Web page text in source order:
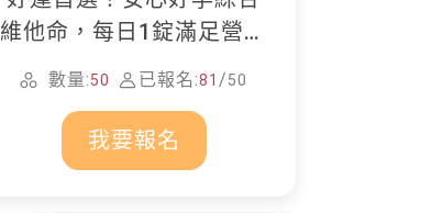
維他命，每日1錠滿足營養
所需
數量:50 已報名:81 /50
我要報名